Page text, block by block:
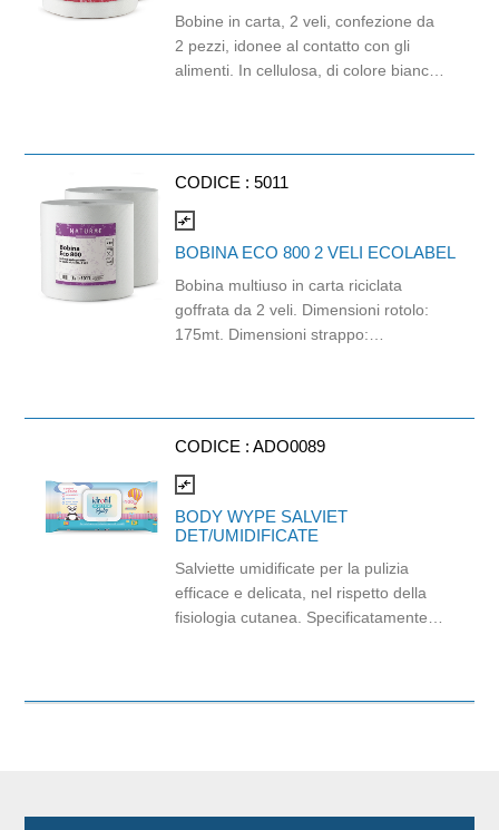
Bobine in carta, 2 veli, confezione da
2 pezzi, idonee al contatto con gli
alimenti. In cellulosa, di colore bianco
CODICE : 5011
compare_arrows
BOBINA ECO 800 2 VELI ECOLABEL
Bobina multiuso in carta riciclata
goffrata da 2 veli. Dimensioni rotolo:
175mt. Dimensioni strappo:
CODICE : ADO0089
compare_arrows
BODY WYPE SALVIET
DET/UMIDIFICATE
Salviette umidificate per la pulizia
efficace e delicata, nel rispetto della
fisiologia cutanea. Specificatamente